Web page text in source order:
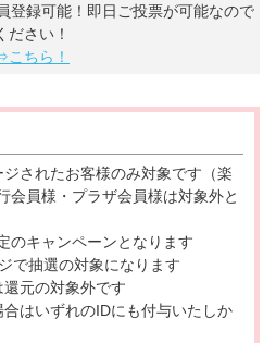
登録可能！即日ご投票が可能なので
さい！
こちら！
されたお客様のみ対象です（楽
会員様・プラザ会員様は対象外と
のキャンペーンとなります
で抽選の対象になります
元の対象外です
はいずれのIDにも付与いたしか